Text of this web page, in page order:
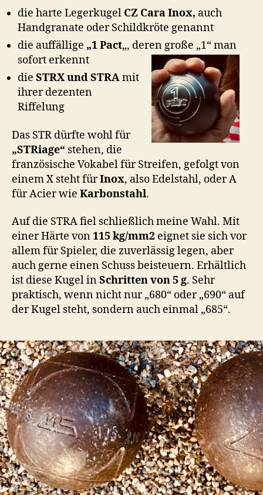
die harte Legerkugel CZ Cara Inox, auch
Handgranate oder Schildkröte genannt
die auffällige „1 Pact„, deren große „1“ man
sofort erkennt
die STRX und STRAmit
ihrer dezenten
Riffelung
Das STR dürfte wohl für
„STRiage“ stehen, die
französische Vokabel für Streifen, gefolgt von
einem X steht fürInox, also Edelstahl, oder A
für Acier wie Karbonstahl.
Auf die STRA fiel schließlich meine Wahl. Mit
einer Härte von115 kg/mm2 eignet sie sich vor
allem für Spieler, die zuverlässig legen, aber
auch gerne einen Schuss beisteuern. Erhältlich
ist diese Kugel inSchritten von 5 g. Sehr
praktisch, wenn nicht nur „680“ oder „690“ auf
der Kugel steht, sondern auch einmal „685“.